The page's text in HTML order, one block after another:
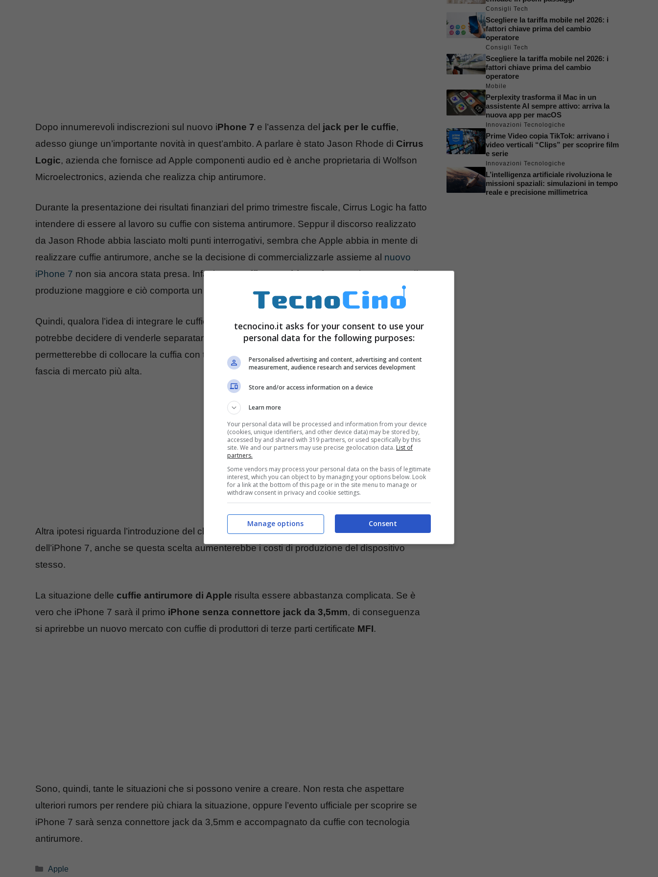
Dopo innumerevoli indiscrezioni sul nuovo iPhone 7 e l’assenza del jack per le cuffie,
adesso giunge un’importante novità in quest’ambito. A parlare è stato Jason Rhode di Cirrus
Logic, azienda che fornisce ad Apple componenti audio ed è anche proprietaria di Wolfson
Microelectronics, azienda che realizza chip antirumore.
Durante la presentazione dei risultati finanziari del primo trimestre fiscale, Cirrus Logic ha fatto
intendere di essere al lavoro su cuffie con sistema antirumore. Seppur il discorso realizzato
da Jason Rhode abbia lasciato molti punti interrogativi, sembra che Apple abbia in mente di
realizzare cuffie antirumore, anche se la decisione di commercializzarle assieme al nuovo
iPhone 7 non sia ancora stata presa. Infatti, unacuffia con chip antirumoreha un costo di
produzione maggiore e ciò comporta un ulteriore aggravio per il prezzo finale del prodotto.
Quindi, qualora l’idea di integrare le cuffie all’interno della scatola non sia fattibile, Apple
potrebbe decidere di venderle separatamente tramite il marchio Beats. Quest’ultima strategia
permetterebbe di collocare la cuffia con tecnologia antirumore e connettore Lightning su una
fascia di mercato più alta.
Altra ipotesi riguarda l’introduzione del chip antirumore direttamente sulla scheda madre
dell’iPhone 7, anche se questa scelta aumenterebbe i costi di produzione del dispositivo
stesso.
La situazione delle cuffie antirumore di Apple risulta essere abbastanza complicata. Se è
vero che iPhone 7 sarà il primo iPhone senza connettore jack da 3,5mm, di conseguenza
si aprirebbe un nuovo mercato con cuffie di produttori di terze parti certificate MFI.
Sono, quindi, tante le situazioni che si possono venire a creare. Non resta che aspettare
ulteriori rumors per rendere più chiara la situazione, oppure l’evento ufficiale per scoprire se
iPhone 7 sarà senza connettore jack da 3,5mm e accompagnato da cuffie con tecnologia
antirumore.
Categorie
Apple
Consigli Tech
Scegliere la tariffa mobile nel 2026: i
fattori chiave prima del cambio
operatore
Consigli Tech
Scegliere la tariffa mobile nel 2026: i
fattori chiave prima del cambio
operatore
Mobile
Perplexity trasforma il Mac in un
assistente AI sempre attivo: arriva la
nuova app per macOS
Innovazioni Tecnologiche
Prime Video copia TikTok: arrivano i
video verticali “Clips” per scoprire film
e serie
Innovazioni Tecnologiche
L’intelligenza artificiale rivoluziona le
missioni spaziali: simulazioni in tempo
reale e precisione millimetrica
tecnocino.it asks for your consent to use your
personal data for the following purposes:
Personalised advertising and content, advertising and content
measurement, audience research and services development
Store and/or access information on a device
Learn more
Your personal data will be processed and information from your device
(cookies, unique identifiers, and other device data) may be stored by,
accessed by and shared with 319 partners, or used specifically by this
site. We and our partners may use precise geolocation data. List of
partners.
Some vendors may process your personal data on the basis of legitimate
interest, which you can object to by managing your options below. Look
for a link at the bottom of this page or in the site menu to manage or
withdraw consent in privacy and cookie settings.
Consent
Manage options